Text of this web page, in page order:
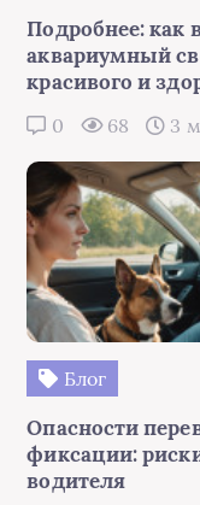
Подробнее: как
аквариумный
красивого и
0 68 3
Блог
Опасности
фиксации:
водителя